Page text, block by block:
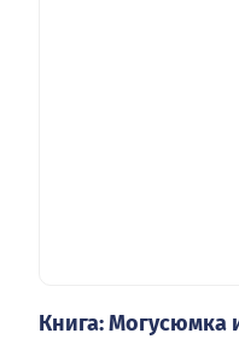
Книга: Могусюмка